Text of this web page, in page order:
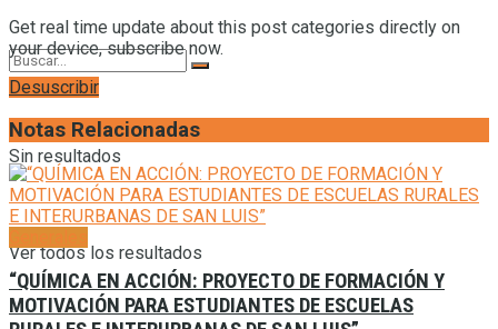
Sin resultados
Ver todos los resultados
Get real time update about this post categories directly on
your device, subscribe now.
Desuscribir
Notas Relacionadas
“QUÍMICA EN ACCIÓN: PROYECTO DE FORMACIÓN Y
MOTIVACIÓN PARA ESTUDIANTES DE ESCUELAS